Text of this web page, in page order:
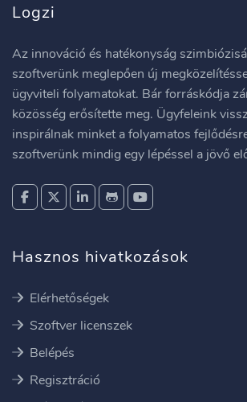
Logzi
Az innováció és hatékonyság
szoftverünk meglepően új
ügyviteli folyamatokat. Bár forráskódja
közösség erősítette meg. Ügyfeleink
inspirálnak minket a folyamatos
szoftverünk mindig egy lépéssel a jövő
Hasznos hivatkozások
Elérhetőségek
Szoftver licenszek
Belépés
Regisztráció